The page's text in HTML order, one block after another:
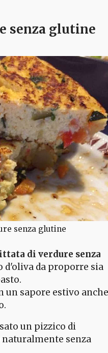
senza glutine
senza glutine
di verdure senza
d'oliva da proporre sia
un sapore estivo anche
un pizzico di
senza